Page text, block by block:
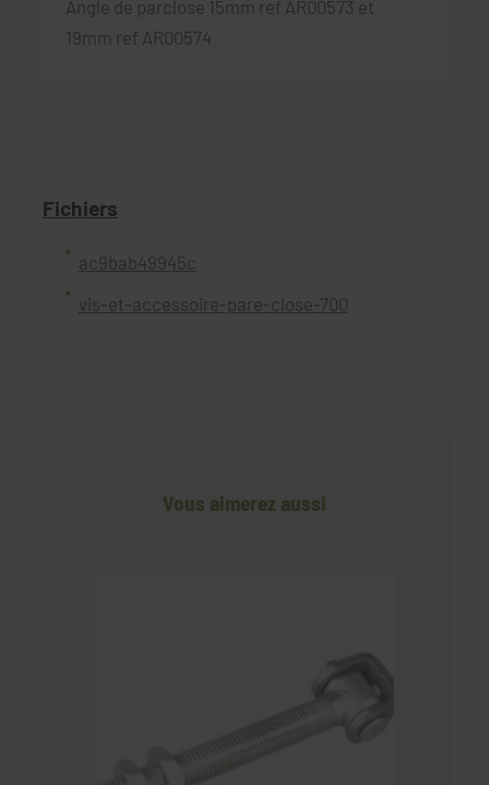
Angle de parclose 15mm ref AR00573 et
19mm ref AR00574
Fichiers
ac9bab49945c
vis-et-accessoire-pare-close-700
Vous aimerez aussi